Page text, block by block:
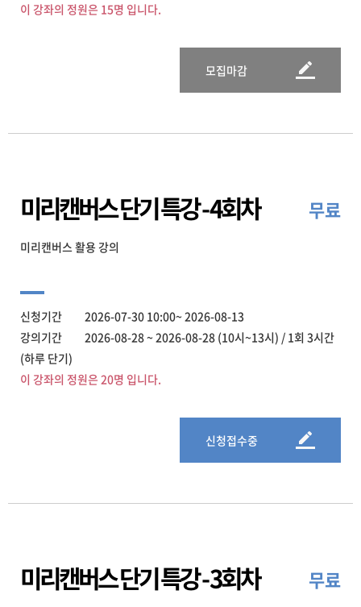
이 강좌의 정원은 15명 입니다.
모집마감
미리캔버스 단기 특강 - 4회차 무료
미리캔버스 활용 강의
신청기간 2026-07-30 10:00~ 2026-08-13
강의기간 2026-08-28 ~ 2026-08-28 (10시~13시) / 1회 3시간
(하루 단기)
이 강좌의 정원은 20명 입니다.
신청접수중
미리캔버스 단기 특강 - 3회차 무료